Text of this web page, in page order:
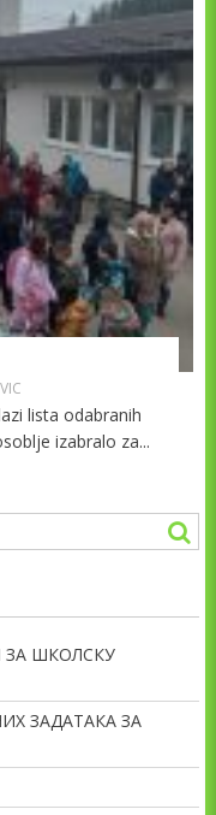
lista odabranih
izabralo za...
ЗА ШКОЛСКУ
ЗАДАТАКА ЗА